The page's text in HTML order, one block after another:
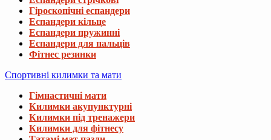
Гіроскопічні еспандери
Еспандери кільце
Еспандери пружинні
Еспандери для пальців
Фітнес резинки
Спортивні килимки та мати
Гімнастичні мати
Килимки акупунктурні
Килимки під тренажери
Килимки для фітнесу